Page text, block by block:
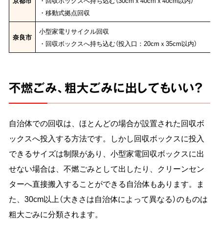
・移動式拠点回収
奈良市
小型家電リサイクル回収
・回収ボックスへ持ち込む（投入口：20cmｘ35cm以内）
不燃ごみ、粗大ごみに出してもいい？
自治体での回収は、ほとんどの場合が設置された回収ボ
ックスへ投入する方法です。しかし回収ボックスに投入
できるサイズは制限があり、小型家電回収ボックスに出
せない場合は、不燃ごみとして出したり、クリーンセン
ターへ直接搬入することができる自治体もあります。ま
た、30cm以上（大きさは自治体によって異なる）のものは
粗大ごみに分類されます。